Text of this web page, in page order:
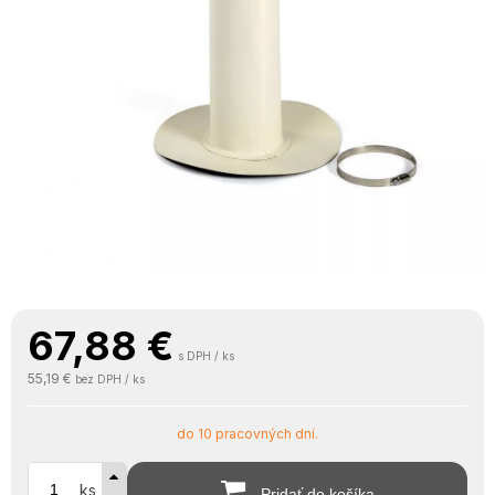
67,88 € s DPH / ks
55,19 € bez DPH / ks
do 10 pracovných dní.
ks